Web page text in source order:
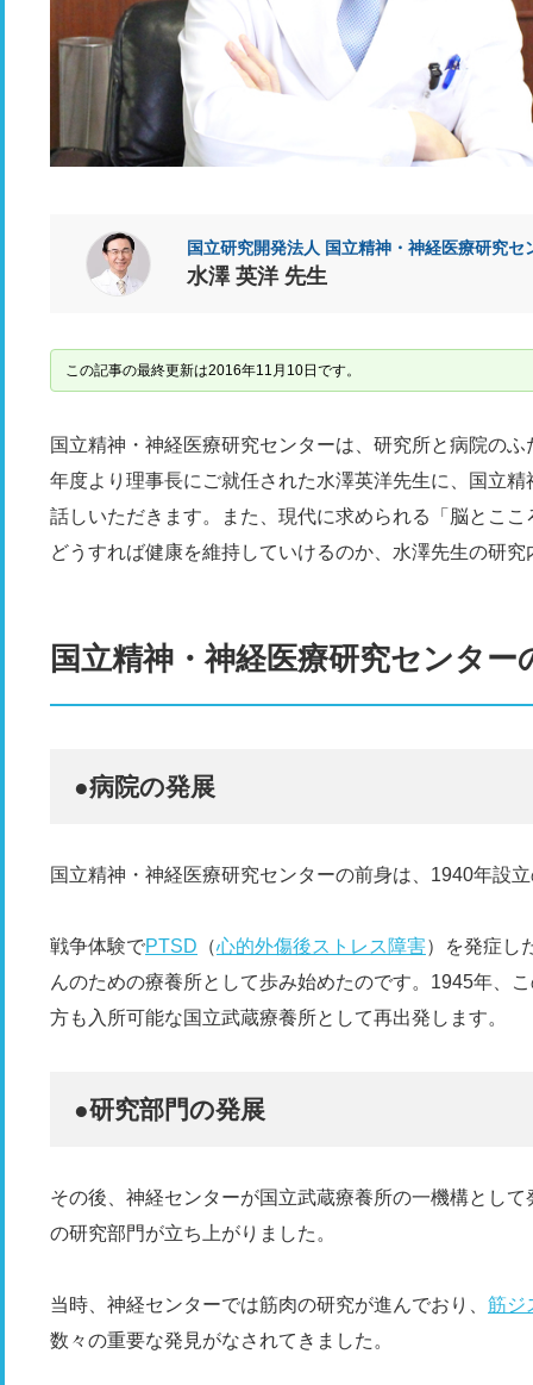
国立研究開発法人 国立精神・神経医療研究セ
水澤 英洋 先生
この記事の最終更新は2016年11月10日です。
国立精神・神経医療研究センターは、研究所と病院の
年度より理事長にご就任された水澤英洋先生に、国立
話しいただきます。また、現代に求められる「脳とこ
どうすれば健康を維持していけるのか、水澤先生の研
国立精神・神経医療研究センター
●病院の発展
国立精神・神経医療研究センターの前身は、1940年設
戦争体験でPTSD （心的外傷後ストレス障害）を発症し
んのための療養所として歩み始めたのです。1945年、
方も入所可能な国立武蔵療養所として再出発します。
●研究部門の発展
その後、神経センターが国立武蔵療養所の一機構とし
の研究部門が立ち上がりました。
当時、神経センターでは筋肉の研究が進んでおり、 筋ジ
数々の重要な発見がなされてきました。